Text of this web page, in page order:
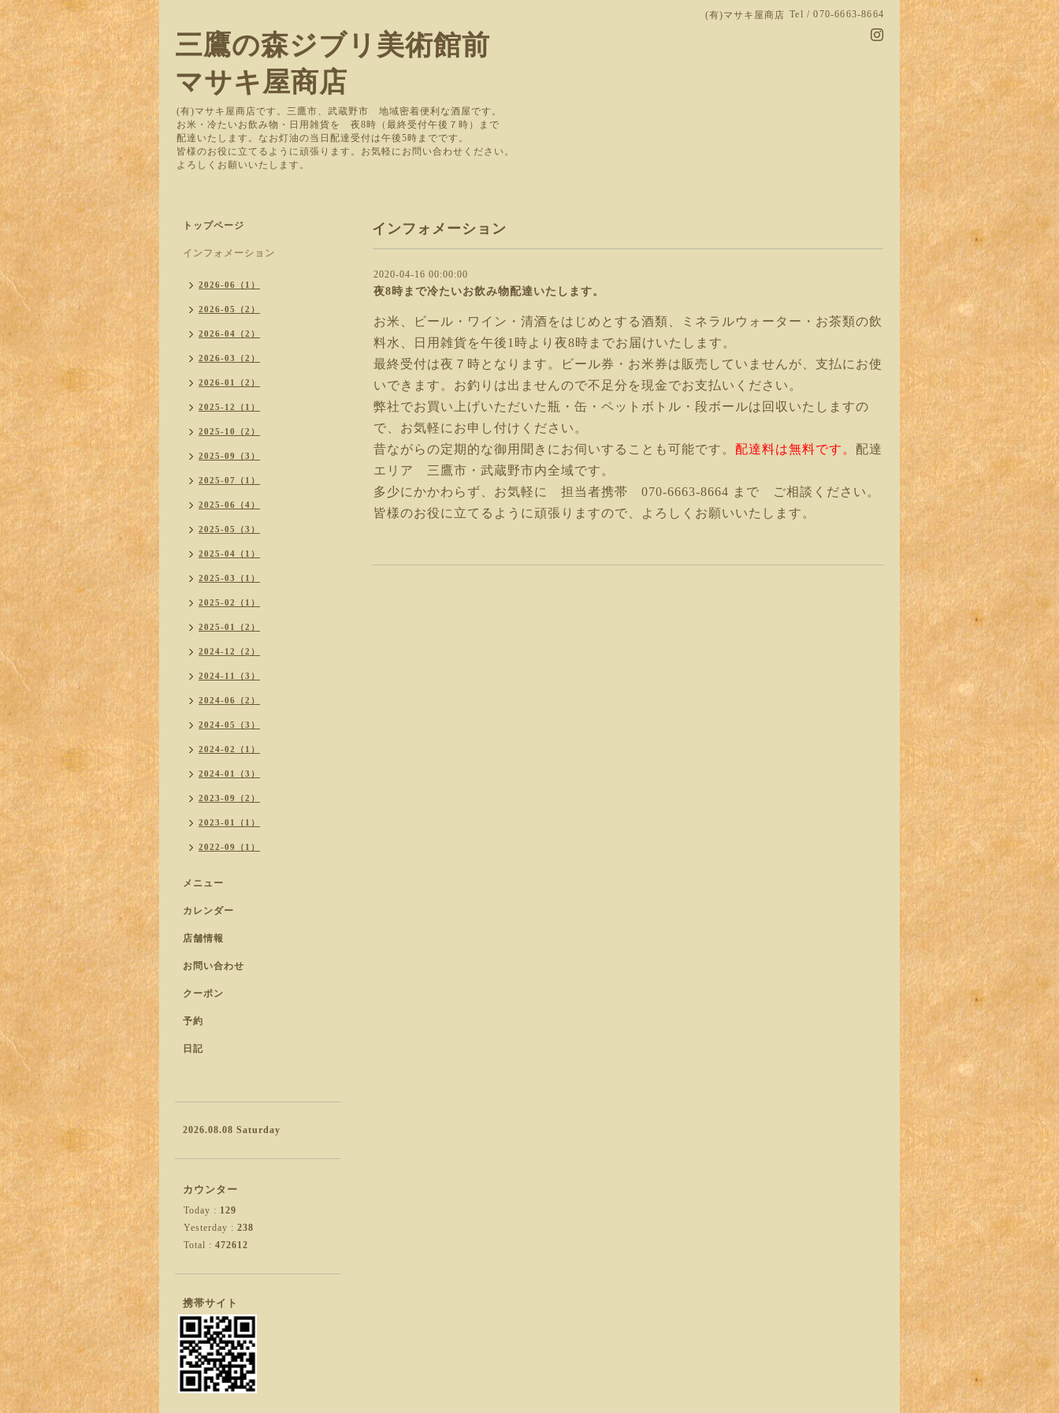
(有)マサキ屋商店 Tel / 070-6663-8664
三鷹の森ジブリ美術館前
マサキ屋商店
(有)マサキ屋商店です。三鷹市、武蔵野市 地域密着便利な酒屋です。
お米・冷たいお飲み物・日用雑貨を 夜8時（最終受付午後７時）まで
配達いたします。なお灯油の当日配達受付は午後5時までです。
皆様のお役に立てるように頑張ります。お気軽にお問い合わせください。
よろしくお願いいたします。
インフォメーション
2020-04-16 00:00:00
夜8時まで冷たいお飲み物配達いたします。
お米、ビール・ワイン・清酒をはじめとする酒類、ミネラルウォーター・お茶類の飲
料水、日用雑貨を午後1時より夜8時までお届けいたします。
最終受付は夜７時となります。ビール券・お米券は販売していませんが、支払にお使
いできます。お釣りは出ませんので不足分を現金でお支払いください。
弊社でお買い上げいただいた瓶・缶・ペットボトル・段ボールは回収いたしますの
で、お気軽にお申し付けください。
昔ながらの定期的な御用聞きにお伺いすることも可能です。 配達料は無料です。 配達
エリア 三鷹市・武蔵野市内全域です。
多少にかかわらず、お気軽に 担当者携帯 070-6663-8664 まで ご相談ください。
皆様のお役に立てるように頑張りますので、よろしくお願いいたします。
トップページ
インフォメーション
2026-06（1）
2026-05（2）
2026-04（2）
2026-03（2）
2026-01（2）
2025-12（1）
2025-10（2）
2025-09（3）
2025-07（1）
2025-06（4）
2025-05（3）
2025-04（1）
2025-03（1）
2025-02（1）
2025-01（2）
2024-12（2）
2024-11（3）
2024-06（2）
2024-05（3）
2024-02（1）
2024-01（3）
2023-09（2）
2023-01（1）
2022-09（1）
メニュー
カレンダー
店舗情報
お問い合わせ
クーポン
予約
日記
2026.08.08 Saturday
カウンター
Today : 129
Yesterday : 238
Total : 472612
携帯サイト